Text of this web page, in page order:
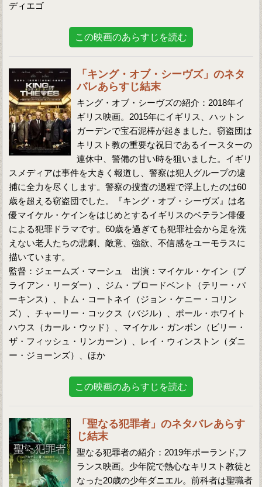
ディエゴ
この映画のあらすじを読む
「キング・オブ・シーヴズ」のネタ
バレあらすじ結末
キング・オブ・シーヴズの紹介：2018年イ
ギリス映画。2015年にイギリス、ハットン
ガーデンで宝石泥棒が起きました。窃盗団は
キリスト教の重要な祝日であるイースターの
連休中、警備の甘い時を狙いました。イギリ
スメディアは事件を大きく報道し、警察は犯人グループの逮
捕に全力を尽くします。警察の捜査の過程で浮上したのは60
歳を超える窃盗団でした。『キング・オブ・シーヴズ』は名
優マイケル・ケインをはじめとするイギリスのベテラン俳優
による犯罪ドラマです。60歳を過ぎても犯罪社会から足を洗
えない老人たちの悲劇、敵意、強欲、不信感をユーモラスに
描いています。
監督：ジェームズ・マーシュ 出演：マイケル・ケイン（ブ
ライアン・リーダー）、ジム・ブロードベント（テリー・パ
ーキンス）、トム・コートネイ（ジョン・ケニー・コリン
ズ）、チャーリー・コックス（バジル）、ポール・ホワイト
ハウス（カール・ウッド）、マイケル・ガンボン（ビリー・
ザ・フィッシュ・リンカーン）、レイ・ウィンストン（ダニ
ー・ジョーンズ）、ほか
この映画のあらすじを読む
「聖なる犯罪者」のネタバレあらす
じ結末
聖なる犯罪者の紹介：2019年ポーランド,フ
ランス映画。少年院で熱心なキリスト教徒と
なった20歳の少年ダニエル。前科者は聖職者